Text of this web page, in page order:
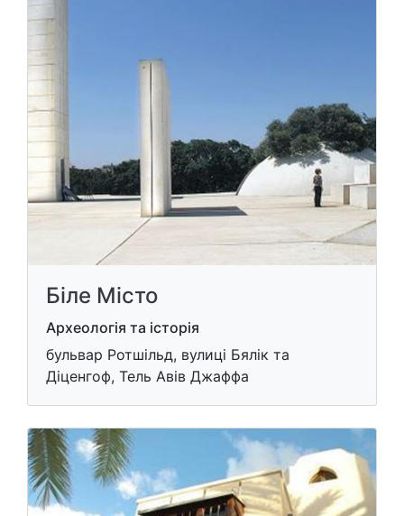
Біле Місто
Археологія та історія
бульвар Ротшільд, вулиці Бялік та
Діценгоф, Тель Авів Джаффа